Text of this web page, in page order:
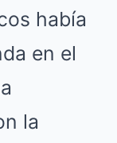
había
en el
la